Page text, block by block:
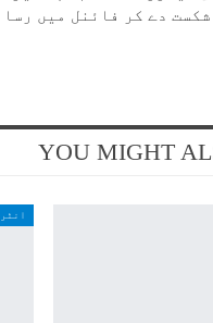
شکست دے کر فائنل میں
YOU MIGHT